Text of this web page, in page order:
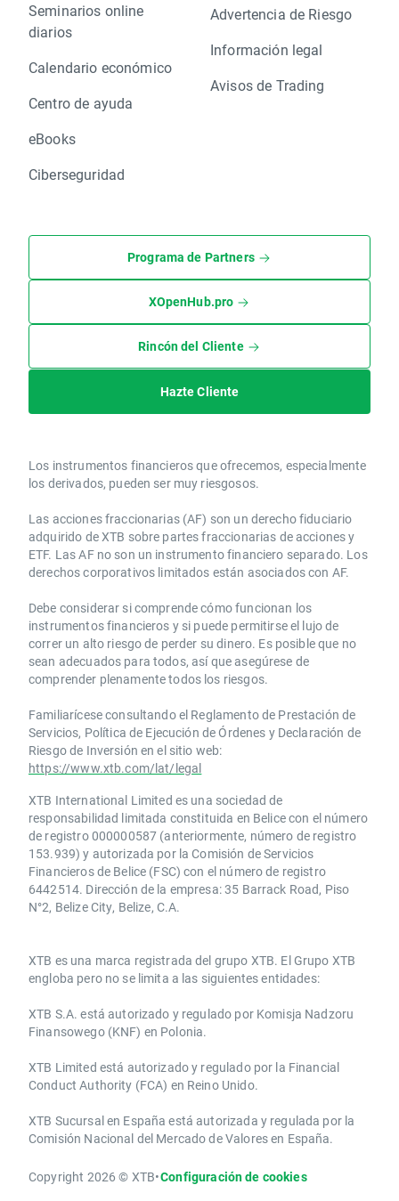
Seminarios online
diarios
Calendario económico
Centro de ayuda
eBooks
Ciberseguridad
Advertencia de Riesgo
Información legal
Avisos de Trading
Programa de Partners
XOpenHub.pro
Rincón del Cliente
Hazte Cliente
Los instrumentos financieros que ofrecemos, especialmente
los derivados, pueden ser muy riesgosos.
Las acciones fraccionarias (AF) son un derecho fiduciario
adquirido de XTB sobre partes fraccionarias de acciones y
ETF. Las AF no son un instrumento financiero separado. Los
derechos corporativos limitados están asociados con AF.
Debe considerar si comprende cómo funcionan los
instrumentos financieros y si puede permitirse el lujo de
correr un alto riesgo de perder su dinero. Es posible que no
sean adecuados para todos, así que asegúrese de
comprender plenamente todos los riesgos.
Familiarícese consultando el Reglamento de Prestación de
Servicios, Política de Ejecución de Órdenes y Declaración de
Riesgo de Inversión en el sitio web:
https://www.xtb.com/lat/legal
XTB International Limited es una sociedad de
responsabilidad limitada constituida en Belice con el número
de registro 000000587 (anteriormente, número de registro
153.939) y autorizada por la Comisión de Servicios
Financieros de Belice (FSC) con el número de registro
6442514. Dirección de la empresa: 35 Barrack Road, Piso
N°2, Belize City, Belize, C.A.
​​XTB es una marca registrada del grupo XTB. El Grupo XTB
engloba pero no se limita a las siguientes entidades:
XTB S.A.​ está autorizado y regulado por Komisja Nadzoru
Finansowego (KNF) ​en Polonia.
XTB Limited ​está autorizado y regulado por la ​Financial
Conduct Authority ​(FCA) en ​​Reino Unido.
XTB Sucursal en España está autorizada y regulada por la
Comisión Nacional del Mercado de Valores en España.
Copyright 2026 © XTB•Configuración de cookies